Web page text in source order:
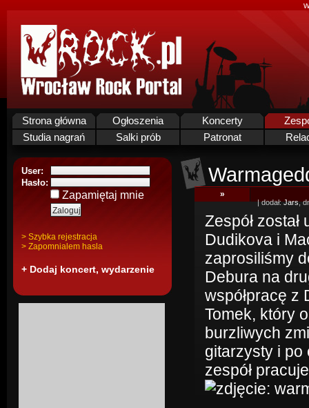
Strona główna Ogłoszenia Koncerty
Studia nagrań
Salki prób Patronat
User:
Hasło:
Zapamiętaj mnie
> Szybka rejestracja
> Zapomnialem hasla
+ Dodaj koncert, wydarzenie
»
| dodał:Jars,
Zespół
Dudikova i
zaprosiliśmy
Debura na
współpracę z
Tomek, który
burzliwych
gitarzysty i po
zespół